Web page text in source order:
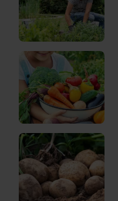
croissent
en
pleine
santé
C’est
tout
à
fait
possible
avec
nos
conseils.